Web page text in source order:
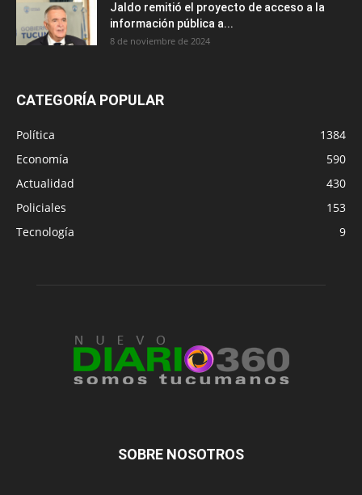
Jaldo remitió el proyecto de acceso a la
información pública a...
8 de noviembre de 2024
CATEGORÍA POPULAR
Política
1384
Economía
590
Actualidad
430
Policiales
153
Tecnología
9
SOBRE NOSOTROS